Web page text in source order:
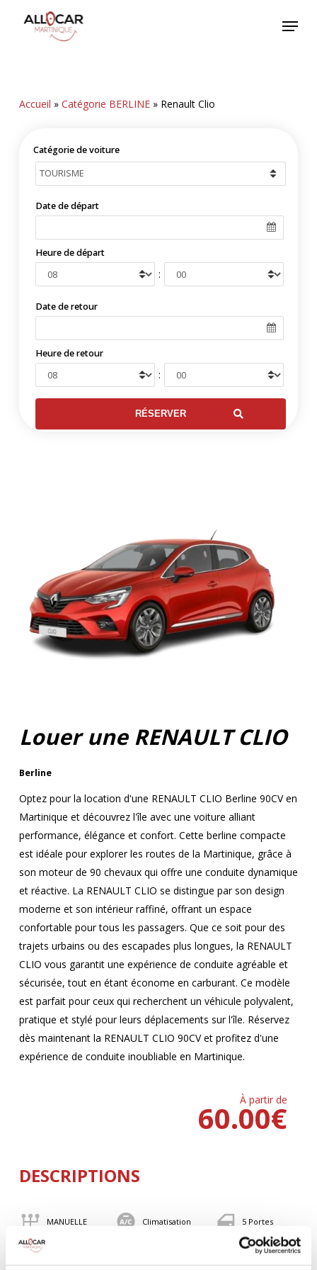
Menu
Accueil » Catégorie BERLINE» Renault Clio
Catégorie de voiture
Date de départ
Heure de départ
:
Date de retour
Heure de retour
:
Louer une RENAULT CLIO
Berline
Optez pour la location d'une RENAULT CLIO Berline 90CV en
Martinique et découvrez l'île avec une voiture alliant
performance, élégance et confort. Cette berline compacte
est idéale pour explorer les routes de la Martinique, grâce à
son moteur de 90 chevaux qui offre une conduite dynamique
et réactive. La RENAULT CLIO se distingue par son design
moderne et son intérieur raffiné, offrant un espace
confortable pour tous les passagers. Que ce soit pour des
trajets urbains ou des escapades plus longues, la RENAULT
CLIO vous garantit une expérience de conduite agréable et
sécurisée, tout en étant économe en carburant. Ce modèle
est parfait pour ceux qui recherchent un véhicule polyvalent,
pratique et stylé pour leurs déplacements sur l'île. Réservez
dès maintenant la RENAULT CLIO 90CV et profitez d'une
expérience de conduite inoubliable en Martinique.
À partir de
€
60.00
DESCRIPTIONS
MANUELLE Climatisation 5 Portes
BLUETOOTH 90 CV